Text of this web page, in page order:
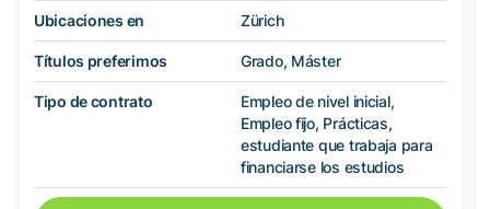
Ubicaciones en Zürich
Títulos preferimos Grado, Máster
Tipo de contrato
Empleo de nivel inicial,
Empleo fijo, Prácticas,
estudiante que trabaja para
financiarse los estudios